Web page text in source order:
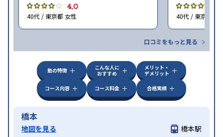
4.0
40代 / 東京都 女性 40代 / 東京都 女
口コミをもっと見る
塾の特徴
こんな人に
おすすめ
メリット・
デメリット
コース内容
コース料金 合格実績
橋本
地図を見る
橋本駅